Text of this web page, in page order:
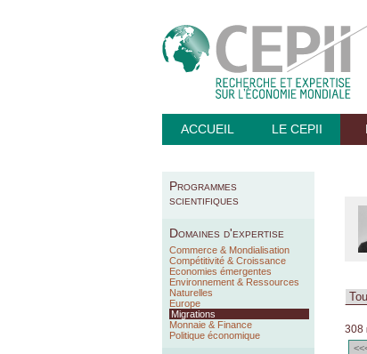
ACCUEIL LE CEPII
Programmes
scientifiques
Domaines d'expertise
Commerce & Mondialisation
Compétitivité & Croissance
Economies émergentes
Environnement & Ressources
Naturelles
Europe
Migrations
Monnaie & Finance
Politique économique
308